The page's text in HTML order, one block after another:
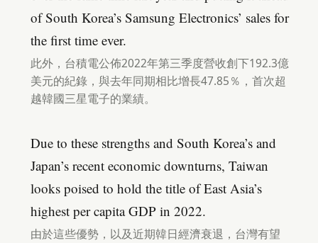
of South Korea’s Samsung Electronics’ sales for
the first time ever.
此外，台積電公佈2022年第三季度營收創下192.3億
美元的紀錄，與去年同期相比增長47.85％，首次超
越韓國三星電子的業績。
Due to these strengths and South Korea’s and
Japan’s recent economic downturns, Taiwan
looks poised to hold the title of East Asia’s
highest per capita GDP in 2022.
由於這些優勢，以及近期韓日經濟衰退，台灣有望